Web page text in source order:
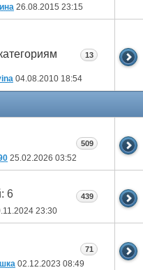
26.08.2015 23:15
04.08.2010 18:54
13
25.02.2026 03:52
509
23:30
439
02.12.2023 08:49
71